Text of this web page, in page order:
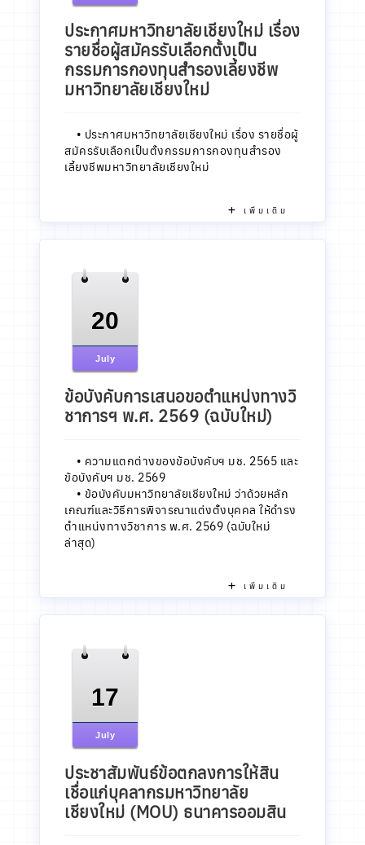
ประกาศมหาวิทยาลัยเชียงใหม่ เรื่อง
รายชื่อผู้สมัครรับเลือกตั้งเป็น
กรรมการกองทุนสำรองเลี้ยงชีพ
มหาวิทยาลัยเชียงใหม่
• ประกาศมหาวิทยาลัยเชียงใหม่ เรื่อง รายชื่อผู้
สมัครรับเลือกเป็นตั้งกรรมการกองทุนสำรอง
เลี้ยงชีพมหาวิทยาลัยเชียงใหม่
เพิ่มเติม
20
July
ข้อบังคับการเสนอขอตำแหน่งทางวิ
ชาการฯ พ.ศ. 2569 (ฉบับใหม่)
• ความแตกต่างของข้อบังคับฯ มช. 2565 และ
ข้อบังคับฯ มช. 2569
• ข้อบังคับมหาวิทยาลัยเชียงใหม่ ว่าด้วยหลัก
เกณฑ์และวิธีการพิจารณาแต่งตั้งบุคคล ให้ดำรง
ตำแหน่งทางวิชาการ พ.ศ. 2569 (ฉบับใหม่
ล่าสุด)
เพิ่มเติม
17
July
ประชาสัมพันธ์ข้อตกลงการให้สิน
เชื่อแก่บุคลากรมหาวิทยาลัย
เชียงใหม่ (MOU) ธนาคารออมสิน